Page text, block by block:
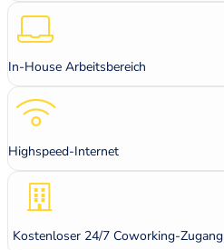
In-House Arbeitsbereich
Highspeed-Internet
Kostenloser 24/7 Coworking-Zugang